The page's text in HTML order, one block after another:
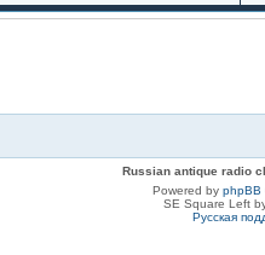
Russian antique radio
Powered by phpBB
SE Square Left
Русская